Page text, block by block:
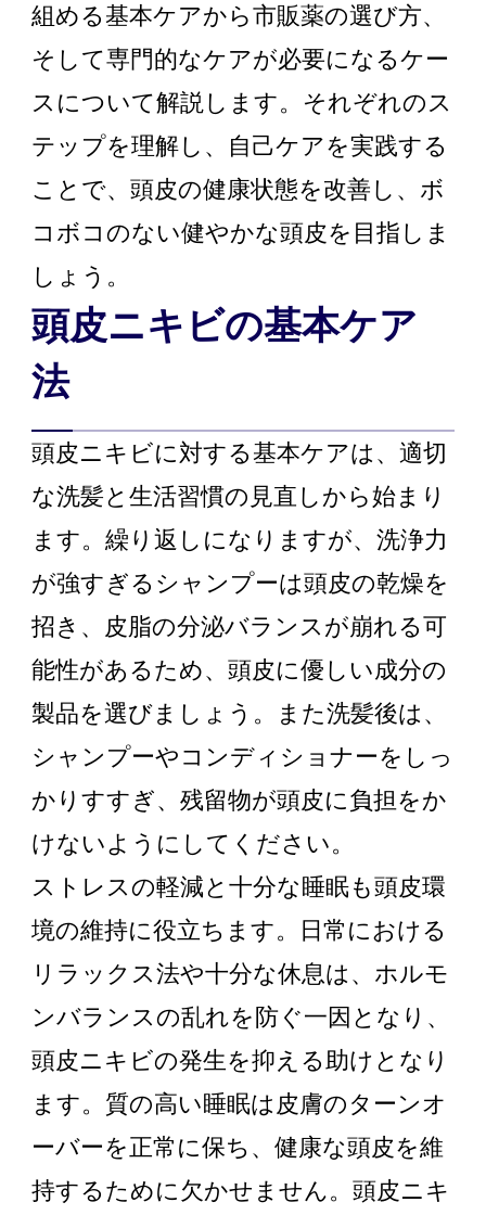
組める基本ケアから市販薬の選び方、
そして専門的なケアが必要になるケー
スについて解説します。それぞれのス
テップを理解し、自己ケアを実践する
ことで、頭皮の健康状態を改善し、ボ
コボコのない健やかな頭皮を目指しま
しょう。
頭皮ニキビの基本ケア
法
頭皮ニキビに対する基本ケアは、適切
な洗髪と生活習慣の見直しから始まり
ます。繰り返しになりますが、洗浄力
が強すぎるシャンプーは頭皮の乾燥を
招き、皮脂の分泌バランスが崩れる可
能性があるため、頭皮に優しい成分の
製品を選びましょう。また洗髪後は、
シャンプーやコンディショナーをしっ
かりすすぎ、残留物が頭皮に負担をか
けないようにしてください。
ストレスの軽減と十分な睡眠も頭皮環
境の維持に役立ちます。日常における
リラックス法や十分な休息は、ホルモ
ンバランスの乱れを防ぐ一因となり、
頭皮ニキビの発生を抑える助けとなり
ます。質の高い睡眠は皮膚のターンオ
ーバーを正常に保ち、健康な頭皮を維
持するために欠かせません。頭皮ニキ